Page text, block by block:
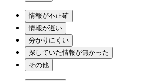
情報が不正確
情報が遅い
分かりにくい
探していた情報が無かった
その他